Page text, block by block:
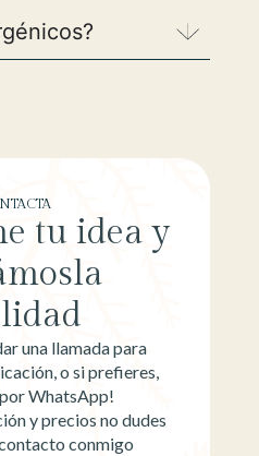
tu idea y
una llamada para
o si prefieres,
WhatsApp!
y precios no dudes
conmigo